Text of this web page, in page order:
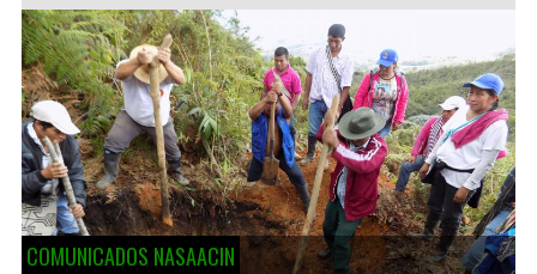
COMUNICADOS NASAACIN